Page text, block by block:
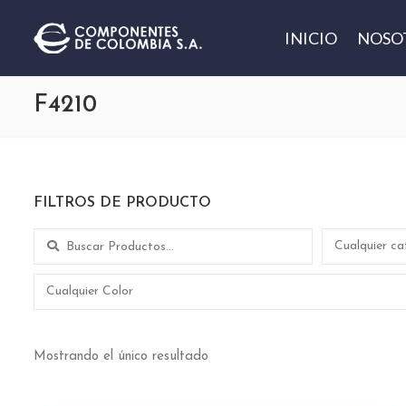
INICIO
F4210
FILTROS DE PRODUCTO
Search for:
Cualquier
Cualquier Color
Mostrando el único resultado